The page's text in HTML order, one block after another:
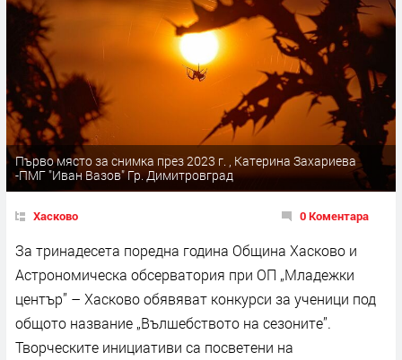
Първо място за снимка през 2023 г. , Катерина Захариева
-ПМГ "Иван Вазов" Гр. Димитровград
Хасково 0 Коментара
За тринадесета поредна година Община Хасково и
Астрономическа обсерватория при ОП „Младежки
център” – Хасково обявяват конкурси за ученици под
общото название „Вълшебството на сезоните”.
Творческите инициативи са посветени на